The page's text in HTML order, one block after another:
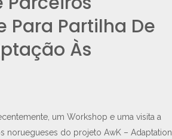
Para Partilha De
Às
um Workshop e uma visita a
noruegueses do projeto AwK – Adaptation